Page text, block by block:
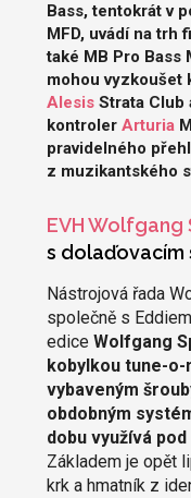
Bass, tentokrát v
MFD, uvádí na trh
také MB Pro Bass
mohou vyzkoušet
AlesisStrata Club
kontroler Arturia
pravidelného
z muzikantského
EVH Wolfgang
s dolaďovacím
Nástrojová řada
společně s
edice Wolfgang
kobylkou tune-
vybaveným
obdobným
dobu využívá
Základem je opět
krk a hmatník z